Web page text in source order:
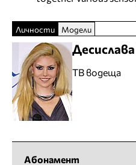
Личности Модели
ТВ водеща
Абонамент